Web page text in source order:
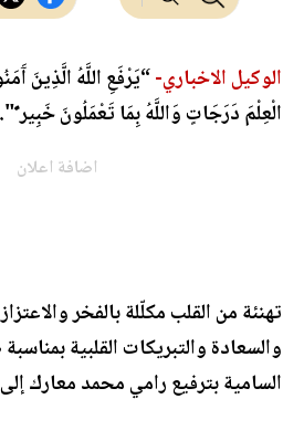
الوكيل الاخباري-“يَرْفَعِ اللَّهُ الَّذِينَ
الْعِلْمَ دَرَجَاتٍ وَاللَّهُ بِمَا تَعْمَلُونَ خَبِير ٌ".
اضافة اعلان
تهنئة من القلب مكلّلة بالفخر
والسعادة والتبريكات القلبية
السامية بترفيع رامي محمد معارك